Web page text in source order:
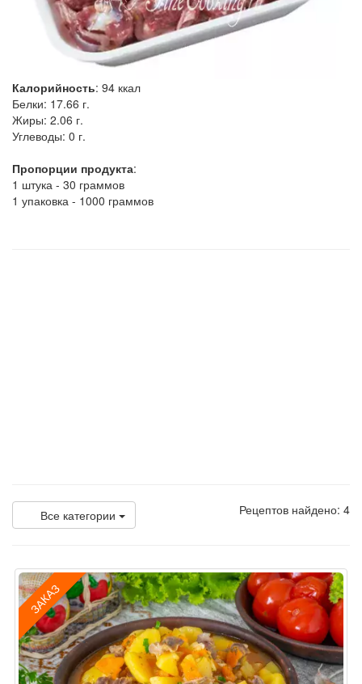
Калорийность: 94 ккал
Белки: 17.66 г.
Жиры: 2.06 г.
Углеводы: 0 г.
Пропорции продукта:
1 штука - 30 граммов
1 упаковка - 1000 граммов
Все категории Рецептов найдено: 4
ЗАКАЗ